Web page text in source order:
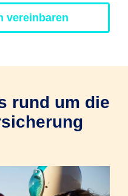
vereinbaren
rund um die